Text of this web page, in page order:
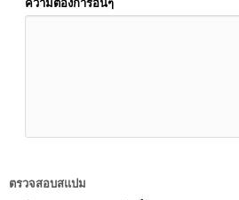
ความต้องการอื่นๆ
ตรวจสอบสแปม